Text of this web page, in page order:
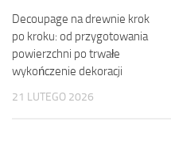
Decoupage na drewnie krok
po kroku: od przygotowania
powierzchni po trwałe
wykończenie dekoracji
21 LUTEGO 2026